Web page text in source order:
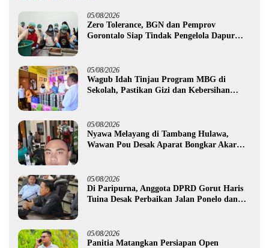
05/08/2026
Zero Tolerance, BGN dan Pemprov
Gorontalo Siap Tindak Pengelola Dapur
05/08/2026
Wagub Idah Tinjau Program MBG di
Sekolah, Pastikan Gizi dan Kebersihan
05/08/2026
Nyawa Melayang di Tambang Hulawa,
Wawan Pou Desak Aparat Bongkar Akar
05/08/2026
Di Paripurna, Anggota DPRD Gorut Haris
Tuina Desak Perbaikan Jalan Ponelo dan
05/08/2026
Panitia Matangkan Persiapan Open